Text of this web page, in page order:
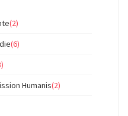
(2)
(6)
Humanis(2)